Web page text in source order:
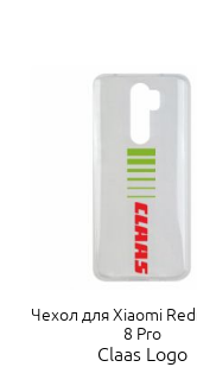
Чехол для Xiaomi
8 Pro
Claas Logo